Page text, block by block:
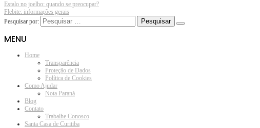
Estalo no joelho: quando se preocupar?
Flebite: informações gerais
Pesquisar por:
MENU
Home
Transparência
Proteção de Dados
Política de Cookies
Como Ajudar
Nota Paraná
Blog
Contato
Trabalhe Conosco
Santa Casa de Curitiba